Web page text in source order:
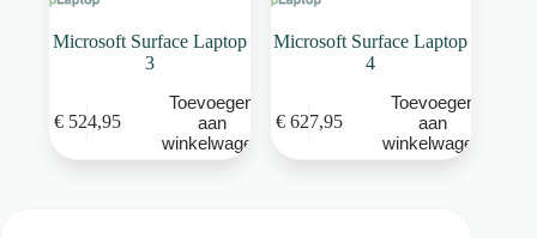
Microsoft Surface Laptop
3
€524,95
Toevoegen
aan
winkelwagen
Microsoft Surface Laptop
4
€627,95
Toevoegen
aan
winkelwagen